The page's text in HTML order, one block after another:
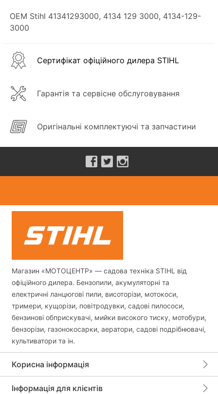
OEM Stihl 41341293000, 4134 129 3000, 4134-129-
3000
Сертифікат офіційного дилера STIHL
Гарантія та сервісне обслуговування
Оригінальні комплектуючі та запчастини
Магазин «МОТОЦЕНТР» — садова техніка STIHL від
офіційного дилера. Бензопили, акумуляторні та
електричні ланцюгові пили, висоторізи, мотокоси,
тримери, кущорізи, повітродувки, садові пилососи,
бензинові обприскувачі, мийки високого тиску, мотобури,
бензорізи, газонокосарки, аератори, садові подрібнювачі,
культиватори та ін.
Корисна інформація
Інформація для клієнтів